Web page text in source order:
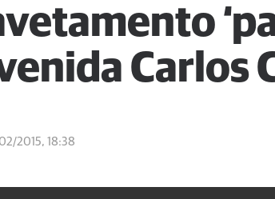
Carlos
2015, 18:38